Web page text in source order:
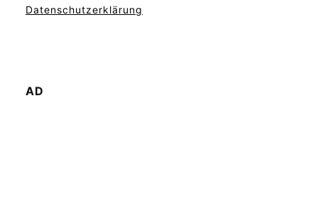
Datenschutzerklärung
AD